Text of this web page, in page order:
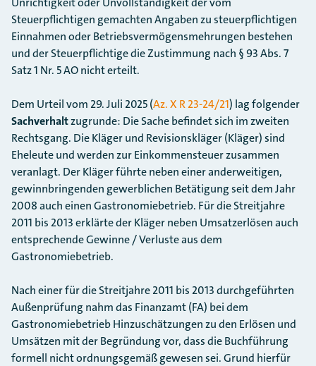
Steuerpflichtigen gemachten Angaben zu steuerpflichtigen
Einnahmen oder Betriebsvermögensmehrungen bestehen
und der Steuerpflichtige die Zustimmung nach § 93 Abs. 7
Satz 1 Nr. 5 AO nicht erteilt.
Dem Urteil vom 29. Juli 2025 (Az. X R 23-24/21) lag folgender
Sachverhaltzugrunde: Die Sache befindet sich im zweiten
Rechtsgang. Die Kläger und Revisionskläger (Kläger) sind
Eheleute und werden zur Einkommensteuer zusammen
veranlagt. Der Kläger führte neben einer anderweitigen,
gewinnbringenden gewerblichen Betätigung seit dem Jahr
2008 auch einen Gastronomiebetrieb. Für die Streitjahre
2011 bis 2013 erklärte der Kläger neben Umsatzerlösen auch
entsprechende Gewinne / Verluste aus dem
Gastronomiebetrieb.
Nach einer für die Streitjahre 2011 bis 2013 durchgeführten
Außenprüfung nahm das Finanzamt (FA) bei dem
Gastronomiebetrieb Hinzuschätzungen zu den Erlösen und
Umsätzen mit der Begründung vor, dass die Buchführung
formell nicht ordnungsgemäß gewesen sei. Grund hierfür